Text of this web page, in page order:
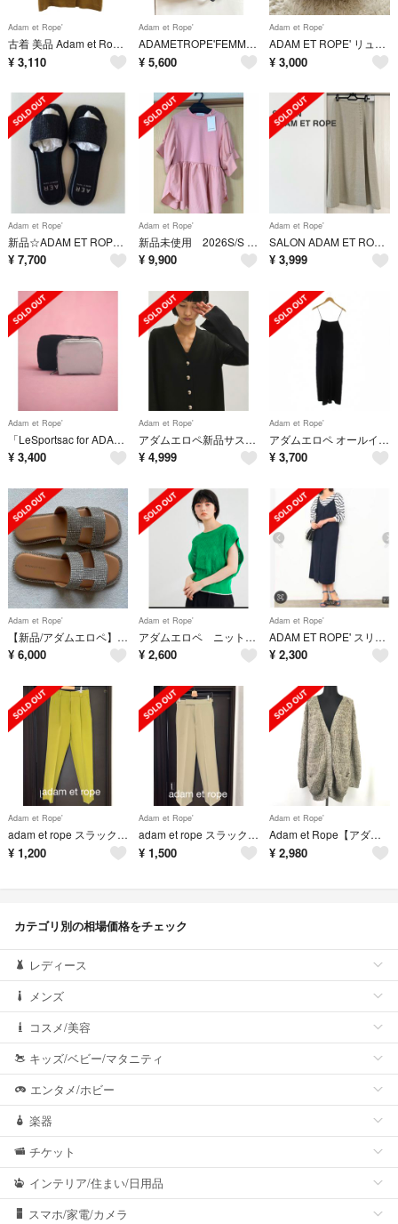
Adam et Rope'
古着 美品 Adam et Rope' アダムエロペ ダブルブレスト ジャケット F ブラウン レディース
¥ 3,110
Adam et Rope'
ADAMETROPE'FEMMEリュック
¥ 5,600
Adam et Rope'
ADAM ET ROPE' リュック 幾何学模様 キャンバス生地 アダムエロペ
¥ 3,000
Adam et Rope'
新品☆ADAM ET ROPE ラインストーン サンダル（24.0）
¥ 7,700
Adam et Rope'
新品未使用 2026S/S 新作 ADAM ET ROPE' FEMMEトップス
¥ 9,900
Adam et Rope'
SALON ADAM ET ROPE トリアセテートセミフレアスカート
¥ 3,999
Adam et Rope'
「LeSportsac for ADAM ET ROPE'」ポーチ（シルバー）
¥ 3,400
Adam et Rope'
アダムエロペ新品サステナブル】メニーボタンワンピース
¥ 4,999
Adam et Rope'
アダムエロペ オールインワン F 黒 ブラック スクエアネック ロング丈 /LP
¥ 3,700
Adam et Rope'
【新品/アダムエロペ】Iストラップラインストーンサンダルサンダル
¥ 6,000
Adam et Rope'
アダムエロペ ニットベスト グリーン
¥ 2,600
Adam et Rope'
ADAM ET ROPE' スリットキャミワンピース ラップスリップドレス
¥ 2,300
Adam et Rope'
adam et rope スラックス
¥ 1,200
Adam et Rope'
adam et rope スラックス ハイウエスト
¥ 1,500
Adam et Rope'
Adam et Rope【アダムエロペ】麻/シルク混/ロング丈カーディガン【38/レディースM程度/茶系/brown】Tops/sweater◆BJ091-b
¥ 2,980
カテゴリ別の相場価格をチェック
レディース
メンズ
コスメ/美容
キッズ/ベビー/マタニティ
エンタメ/ホビー
楽器
チケット
インテリア/住まい/日用品
スマホ/家電/カメラ